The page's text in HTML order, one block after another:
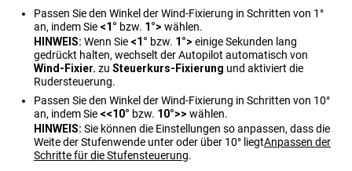
Passen Sie den Winkel der Wind-Fixierung in Schritten von 1°
an, indem Sie <1° bzw. 1°> wählen.
HINWEIS: Wenn Sie <1° bzw. 1°> einige Sekunden lang
gedrückt halten, wechselt der Autopilot automatisch von
Wind-Fixier. zu Steuerkurs-Fixierung und aktiviert die
Rudersteuerung.
Passen Sie den Winkel der Wind-Fixierung in Schritten von 10°
an, indem Sie <<10° bzw. 10°>> wählen.
HINWEIS: Sie können die Einstellungen so anpassen, dass die
Weite der Stufenwende unter oder über 10° liegtAnpassen der
Schritte für die Stufensteuerung.